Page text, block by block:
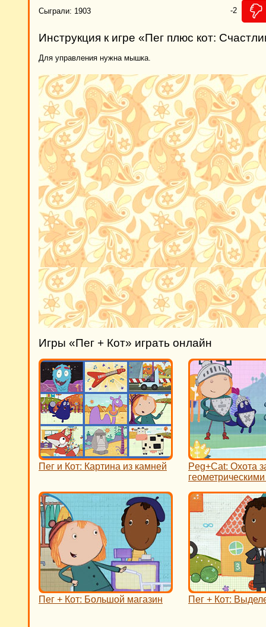
Сыграли: 1903 -2
Инструкция к игре «Пег плюс кот:
Для управления нужна мышка.
Игры «Пег + Кот» играть онлайн
Пег и Кот: Картина из камней
Peg+Cat: Охота
Пег + Кот: Большой магазин Пег + Кот: